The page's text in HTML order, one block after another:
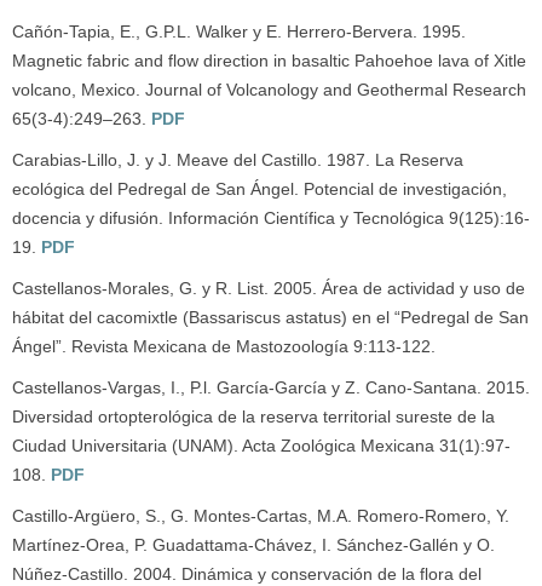
Cañón-Tapia, E., G.P.L. Walker y E. Herrero-Bervera. 1995.
Magnetic fabric and flow direction in basaltic Pahoehoe lava of Xitle
volcano, Mexico. Journal of Volcanology and Geothermal Research
65(3-4):249–263. PDF
Carabias-Lillo, J. y J. Meave del Castillo. 1987. La Reserva
ecológica del Pedregal de San Ángel. Potencial de investigación,
docencia y difusión. Información Científica y Tecnológica 9(125):16-
19. PDF
Castellanos-Morales, G. y R. List. 2005. Área de actividad y uso de
hábitat del cacomixtle (Bassariscus astatus) en el “Pedregal de San
Ángel”. Revista Mexicana de Mastozoología 9:113-122.
Castellanos-Vargas, I., P.l. García-García y Z. Cano-Santana. 2015.
Diversidad ortopterológica de la reserva territorial sureste de la
Ciudad Universitaria (UNAM). Acta Zoológica Mexicana 31(1):97-
108. PDF
Castillo-Argüero, S., G. Montes-Cartas, M.A. Romero-Romero, Y.
Martínez-Orea, P. Guadattama-Chávez, I. Sánchez-Gallén y O.
Núñez-Castillo. 2004. Dinámica y conservación de la flora del